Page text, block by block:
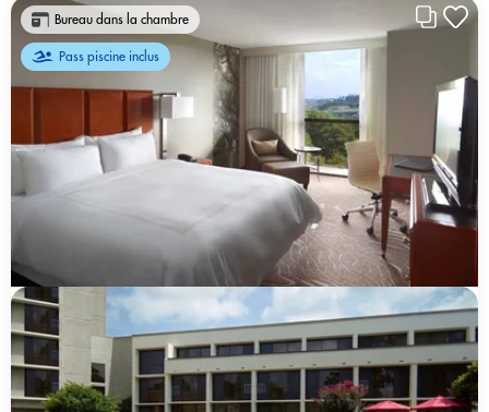
Bureau dans la chambre
Pass piscine inclus